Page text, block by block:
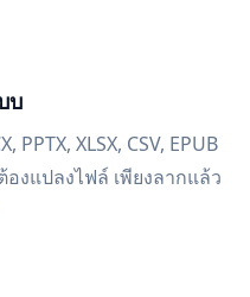
บ
PPTX, XLSX, CSV, EPUB
องแปลงไฟล์ เพียงลากแล้ว